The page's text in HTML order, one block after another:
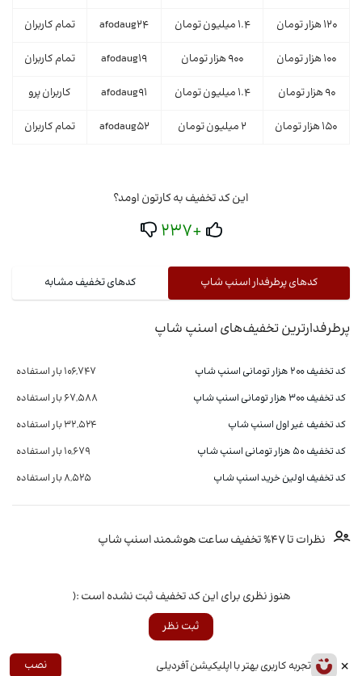
× تجربه کاربری بهتر با اپلیکیشن آفردیلی نصب
120 هزار تومان 1.4 میلیون تومان afodaug24 تمام کاربران
100 هزار تومان 900 هزار تومان afodaug19 تمام کاربران
90 هزار تومان 1.4 میلیون تومان afodaug91 کاربران پرو
150 هزار تومان 2 میلیون تومان afodaug52 تمام کاربران
این کد تخفیف به کارتون اومد؟
+237
کدهای پرطرفدار اسنپ شاپ کدهای تخفیف مشابه
پرطرفدارترین تخفیف‌های اسنپ شاپ
کد تخفیف ۲۰۰ هزار تومانی اسنپ شاپ
106,747 بار استفاده
کد تخفیف 300 هزار تومانی اسنپ شاپ
67,588 بار استفاده
کد تخفیف غیر اول اسنپ شاپ
32,524 بار استفاده
کد تخفیف ۵۰ هزار تومانی اسنپ شاپ
10,679 بار استفاده
کد تخفیف اولین خرید اسنپ شاپ
8,525 بار استفاده
نظرات تا 47% تخفیف ساعت هوشمند اسنپ شاپ
هنوز نظری برای این کد تخفیف ثبت نشده است :(
ثبت نظر